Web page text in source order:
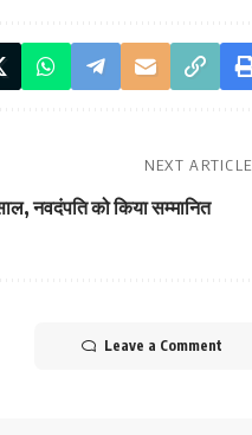
NEXT ARTICLE
नवदंपति को किया सम्मानित
Leave a Comment